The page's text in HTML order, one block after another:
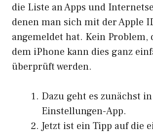
die Liste an Apps und
denen man sich mit der Apple
angemeldet hat. Kein Problem,
dem iPhone kann dies ganz
überprüft werden.
Dazu geht es zunächst
Einstellungen-App.
Jetzt ist ein Tipp auf die